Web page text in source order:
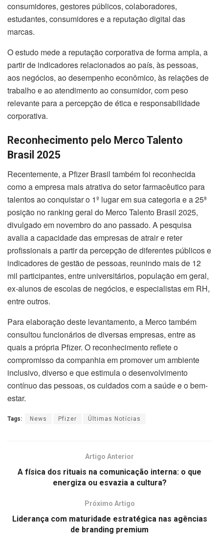
consumidores, gestores públicos, colaboradores,
estudantes, consumidores e a reputação digital das
marcas.
O estudo mede a reputação corporativa de forma ampla, a
partir de indicadores relacionados ao país, às pessoas,
aos negócios, ao desempenho econômico, às relações de
trabalho e ao atendimento ao consumidor, com peso
relevante para a percepção de ética e responsabilidade
corporativa.
Reconhecimento pelo Merco Talento
Brasil 2025
Recentemente, a Pfizer Brasil também foi reconhecida
como a empresa mais atrativa do setor farmacêutico para
talentos ao conquistar o 1º lugar em sua categoria e a 25ª
posição no ranking geral do Merco Talento Brasil 2025,
divulgado em novembro do ano passado. A pesquisa
avalia a capacidade das empresas de atrair e reter
profissionais a partir da percepção de diferentes públicos e
indicadores de gestão de pessoas, reunindo mais de 12
mil participantes, entre universitários, população em geral,
ex-alunos de escolas de negócios, e especialistas em RH,
entre outros.
Para elaboração deste levantamento, a Merco também
consultou funcionários de diversas empresas, entre as
quais a própria Pfizer. O reconhecimento reflete o
compromisso da companhia em promover um ambiente
inclusivo, diverso e que estimula o desenvolvimento
contínuo das pessoas, os cuidados com a saúde e o bem-
estar.
Tags: News Pfizer Últimas Notícias
Artigo Anterior
A física dos rituais na comunicação interna: o que
energiza ou esvazia a cultura?
Próximo Artigo
Liderança com maturidade estratégica nas agências
de branding premium